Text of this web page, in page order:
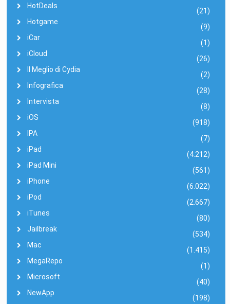
HotDeals
(21)
Hotgame
(9)
iCar
(1)
iCloud
(26)
Il Meglio di Cydia
(2)
Infografica
(28)
Intervista
(8)
iOS
(918)
IPA
(7)
iPad
(4.212)
iPad Mini
(561)
iPhone
(6.022)
iPod
(2.667)
iTunes
(80)
Jailbreak
(534)
Mac
(1.415)
MegaRepo
(1)
Microsoft
(40)
NewApp
(198)